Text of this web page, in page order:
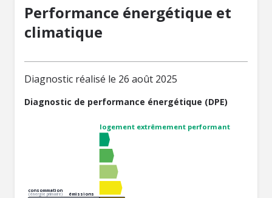
Performance énergétique et
climatique
Diagnostic réalisé le 26 août 2025
Diagnostic de performance énergétique (DPE)
logement extrêmement performant
consommation
(énergie primaire) émissions